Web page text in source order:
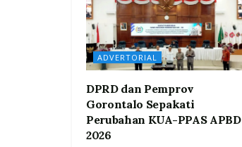
ADVERTORIAL
DPRD dan Pemprov
Gorontalo Sepakati
Perubahan KUA-PPAS APBD
2026